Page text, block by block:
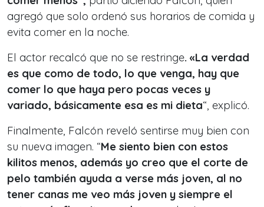
agregó que solo ordenó sus horarios de comida y
evita comer en la noche.
El actor recalcó que no se restringe. «La verdad
es que como de todo, lo que venga, hay que
comer lo que haya pero pocas veces y
variado, básicamente esa es mi dieta“, explicó.
Finalmente, Falcón reveló sentirse muy bien con
su nueva imagen. “Me siento bien con estos
kilitos menos, además yo creo que el corte de
pelo también ayuda a verse más joven, al no
tener canas me veo más joven y siempre el